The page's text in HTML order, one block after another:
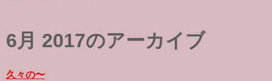
6月 2017のアーカイブ
久々の〜